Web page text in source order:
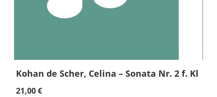
Kohan de Scher, Celina – Sonata Nr. 2 f. Kl
21,00€